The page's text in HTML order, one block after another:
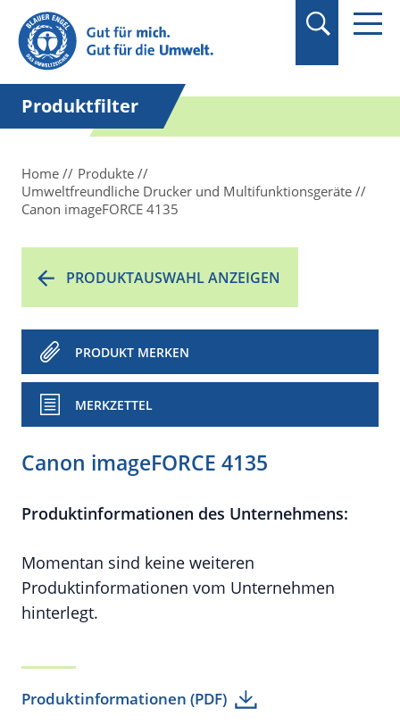
Suchbegriff in
Anführungszeichen
setzen.
Produktfilter
Home
Produkte
Umweltfreundliche Drucker und Multifunktionsgeräte
Canon imageFORCE 4135
PRODUKTAUSWAHL ANZEIGEN
PRODUKT MERKEN
MERKZETTEL
Canon imageFORCE 4135
Produktinformationen des Unternehmens:
Momentan sind keine weiteren
Produktinformationen vom Unternehmen
hinterlegt.
Produktinformationen (PDF)